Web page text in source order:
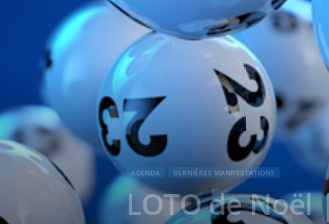
AGENDA DERNIÈRES MANIFESTATIONS
LOTO de